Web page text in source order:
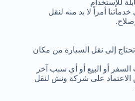
إلى نقل السيارة من مكان
أو البيع أو أي سبب آخر
الاعتماد على شركة ونش لنقل
للإستخدام
أمراً لا بد منه لنقل